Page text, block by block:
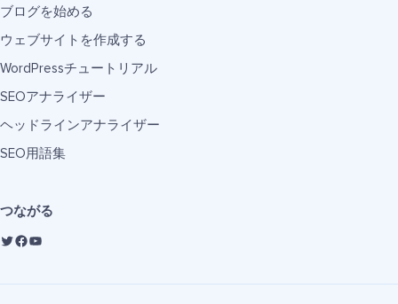
ブログを始める
ウェブサイトを作成する
WordPressチュートリアル
SEOアナライザー
ヘッドラインアナライザー
SEO用語集
つながる